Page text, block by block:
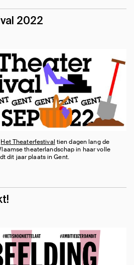
2022
Het Theaterfestival tien dagen lang de
theaterlandschap in haar volle
dit jaar plaats in Gent.